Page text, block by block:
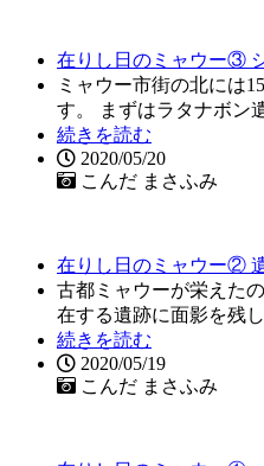
在りし日のミャウー③
ミャウー市街の北には
す。 まずはラタナボン
続きを読む
2020/05/20
こんだ まさふみ
在りし日のミャウー②
古都ミャウーが栄えた
在する遺跡に面影を残
続きを読む
2020/05/19
こんだ まさふみ